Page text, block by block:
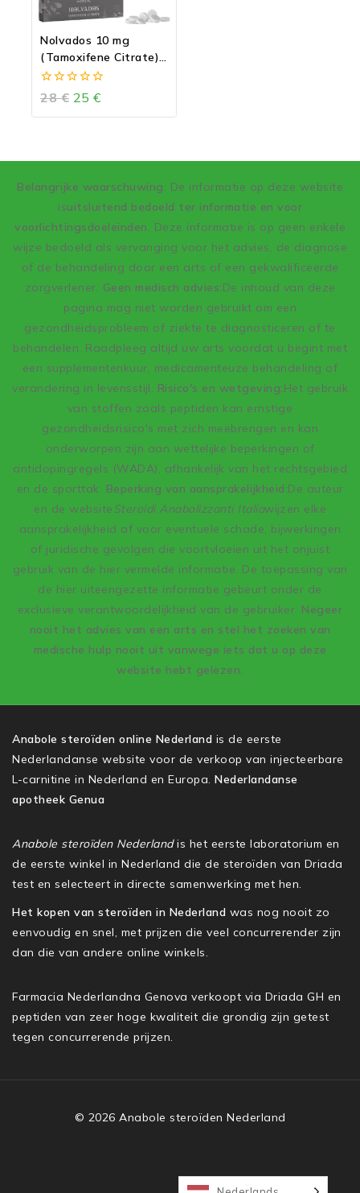
Nolvados 10 mg
(Tamoxifene Citrate)
– Nolvadex
0
van
5
28€ 25 €
Belangrijke waarschuwing: De informatie op deze website
isuitsluitend bedoeld ter informatie en voor
voorlichtingsdoeleinden. Deze informatie is op geen enkele
wijze bedoeld als vervanging voor het advies, de diagnose
of de behandeling door een arts of een gekwalificeerde
zorgverlener. Geen medisch advies:De inhoud van deze
pagina mag niet worden gebruikt om een
gezondheidsprobleem of ziekte te diagnosticeren of te
behandelen. Raadpleeg altijd uw arts voordat u begint met
een supplementenkuur, medicamenteuze behandeling of
verandering in levensstijl. Risico's en wetgeving:Het gebruik
van stoffen zoals peptiden kan ernstige
gezondheidsrisico's met zich meebrengen en kan
onderworpen zijn aan wettelijke beperkingen of
antidopingregels (WADA), afhankelijk van het rechtsgebied
en de sporttak. Beperking van aansprakelijkheid:De auteur
en de websiteSteroidi Anabolizzanti Italiawijzen elke
aansprakelijkheid af voor eventuele schade, bijwerkingen
of juridische gevolgen die voortvloeien uit het onjuist
gebruik van de hier vermelde informatie. De toepassing van
de hier uiteengezette informatie gebeurt onder de
exclusieve verantwoordelijkheid van de gebruiker. Negeer
nooit het advies van een arts en stel het zoeken van
medische hulp nooit uit vanwege iets dat u op deze
website hebt gelezen.
Anabole steroïden online Nederland is de eerste
Nederlandanse website voor de verkoop van injecteerbare
L-carnitine in Nederland en Europa. Nederlandanse
apotheek Genua
Anabole steroïden Nederlandis het eerste laboratorium en
de eerste winkel in Nederland die de steroïden van Driada
test en selecteert in directe samenwerking met hen.
Het kopen van steroïden in Nederland was nog nooit zo
eenvoudig en snel, met prijzen die veel concurrerender zijn
dan die van andere online winkels.
Farmacia Nederlandna Genova verkoopt via Driada GH en
peptiden van zeer hoge kwaliteit die grondig zijn getest
tegen concurrerende prijzen.
© 2026 Anabole steroïden Nederland